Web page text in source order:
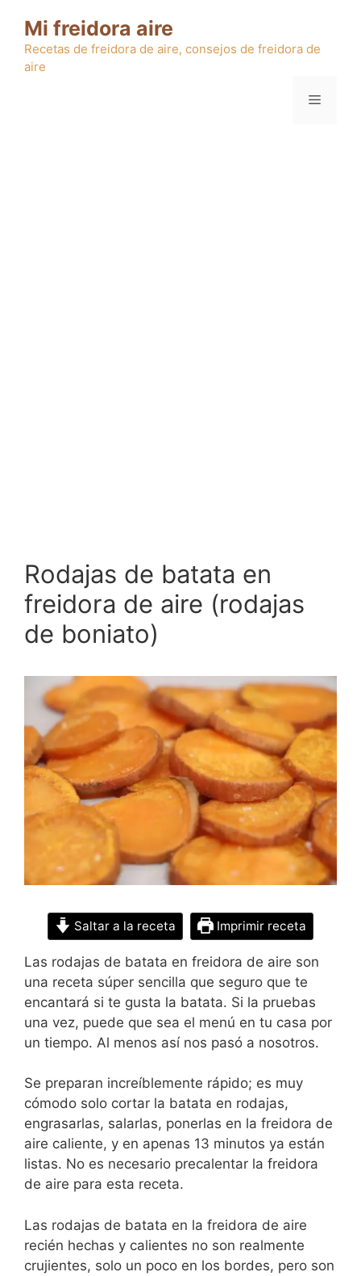
contenido
Mi freidora aire
Recetas de freidora de aire, consejos de freidora de
aire
Menú
Rodajas de batata en
freidora de aire (rodajas
de boniato)
Saltar a la receta Imprimir receta
Las rodajas de batata en freidora de aire son
una receta súper sencilla que seguro que te
encantará si te gusta la batata. Si la pruebas
una vez, puede que sea el menú en tu casa por
un tiempo. Al menos así nos pasó a nosotros.
Se preparan increíblemente rápido; es muy
cómodo solo cortar la batata en rodajas,
engrasarlas, salarlas, ponerlas en la freidora de
aire caliente, y en apenas 13 minutos ya están
listas. No es necesario precalentar la freidora
de aire para esta receta.
Las rodajas de batata en la freidora de aire
recién hechas y calientes no son realmente
crujientes, solo un poco en los bordes, pero son